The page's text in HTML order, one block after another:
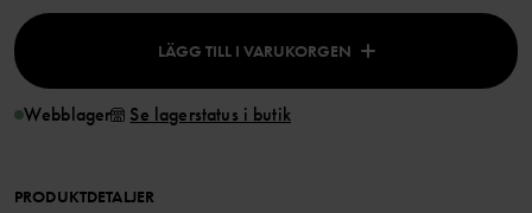
LÄGG TILL I VARUKORGEN
Webblager Se lagerstatus i butik
PRODUKTDETALJER